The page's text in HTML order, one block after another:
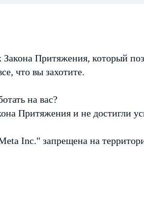
Закона Притяжения, который
что вы захотите.
на вас?
Притяжения и не достигли
Inc." запрещена на